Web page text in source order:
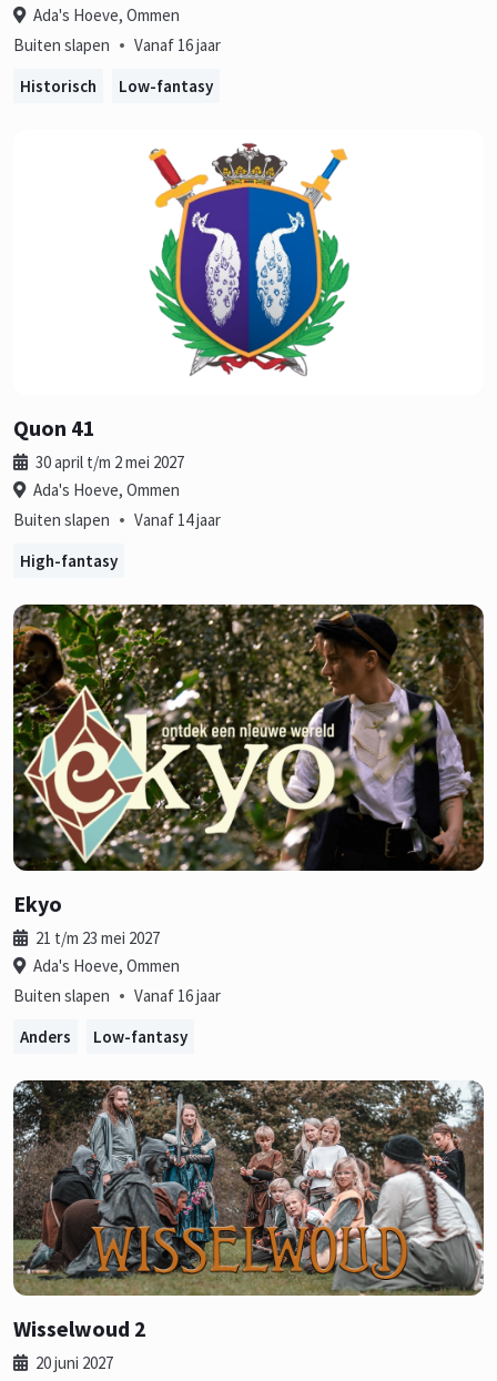
Ada's Hoeve, Ommen
Buiten slapen • Vanaf 16 jaar
Historisch
Low-fantasy
Quon 41
30 april t/m 2 mei 2027
Ada's Hoeve, Ommen
Buiten slapen • Vanaf 14 jaar
High-fantasy
Ekyo
21 t/m 23 mei 2027
Ada's Hoeve, Ommen
Buiten slapen • Vanaf 16 jaar
Anders
Low-fantasy
Wisselwoud 2
20 juni 2027